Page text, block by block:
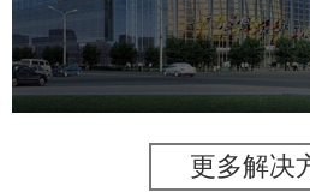
专业服务 网
更多解决